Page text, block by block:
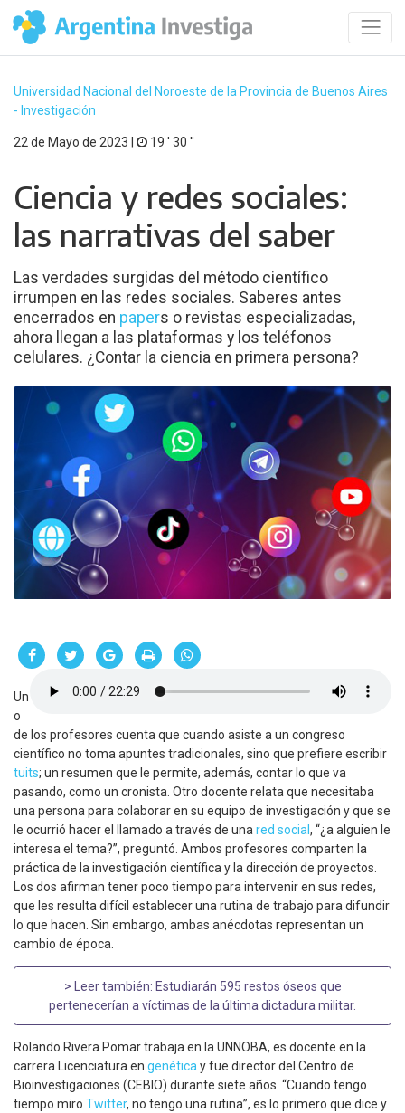
Universidad Nacional del Noroeste de la Provincia de Buenos Aires
- Investigación
22 de Mayo de 2023 | 19 ′ 30 ′′
Ciencia y redes sociales:
las narrativas del saber
Las verdades surgidas del método científico
irrumpen en las redes sociales. Saberes antes
encerrados en papers o revistas especializadas,
ahora llegan a las plataformas y los teléfonos
celulares. ¿Contar la ciencia en primera persona?
Un
o
de los profesores cuenta que cuando asiste a un congreso
científico no toma apuntes tradicionales, sino que prefiere escribir
tuits; un resumen que le permite, además, contar lo que va
pasando, como un cronista. Otro docente relata que necesitaba
una persona para colaborar en su equipo de investigación y que se
le ocurrió hacer el llamado a través de una red social , “¿a alguien le
interesa el tema?”, preguntó. Ambos profesores comparten la
práctica de la investigación científica y la dirección de proyectos.
Los dos afirman tener poco tiempo para intervenir en sus redes,
que les resulta difícil establecer una rutina de trabajo para difundir
lo que hacen. Sin embargo, ambas anécdotas representan un
cambio de época.
> Leer también: Estudiarán 595 restos óseos que
pertenecerían a víctimas de la última dictadura militar.
Rolando Rivera Pomar trabaja en la UNNOBA, es docente en la
carrera Licenciatura en genética y fue director del Centro de
Bioinvestigaciones (CEBIO) durante siete años. “Cuando tengo
tiempo miro Twitter, no tengo una rutina”, es lo primero que dice y